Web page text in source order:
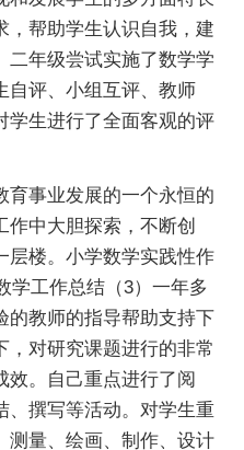
，帮助学生认识自我，建
二年级尝试实施了数学学
自评、小组互评、教师
学生进行了全面客观的评
事业发展的一个永恒的
作中大胆探索，不断创
层楼。小学数学实践性作
学工作总结（3）一年多
的教师的指导帮助支持下
，对研究课题进行的非常
效。自己重点进行了阅
、撰写等活动。对学生重
测量、绘画、制作、设计